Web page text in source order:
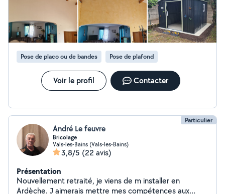
Pose de placo ou de bandes Pose de plafond
Voir le profil Contacter
Particulier
André Le feuvre
Bricolage
Vals-les-Bains (Vals-les-Bains)
3,8/5 (22 avis)
Présentation
Nouvellement retraité, je viens de m installer en
Ardèche. J aimerais mettre mes compétences aux